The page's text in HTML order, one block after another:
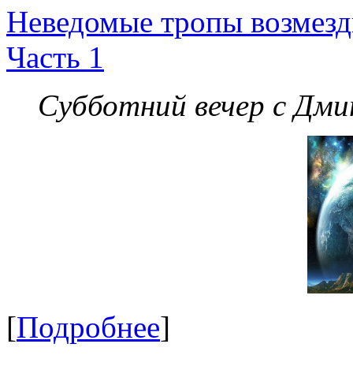
Неведомые тропы
Часть 1
Субботний вечер с
[Подробнее]